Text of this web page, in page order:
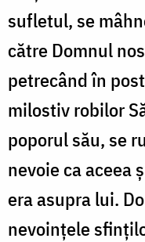
sufletul, se
către Domnul
petrecând în
milostiv robilor
poporul său, se
nevoie ca aceea
era asupra lui.
nevoinţele